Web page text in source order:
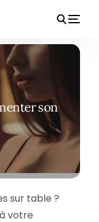
son
sur table ?
votre